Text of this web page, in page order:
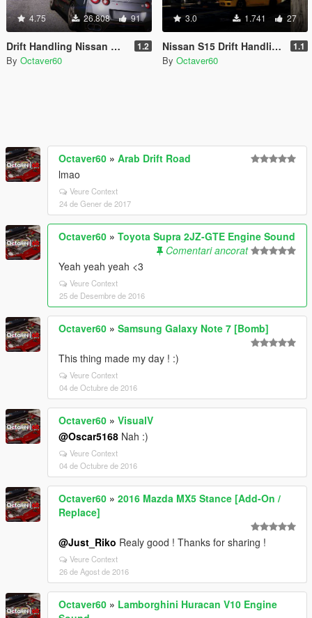
4.75 26.808 91
Drift Handling Nissan GTR Nismo (Elegy RH8) 1.2
By Octaver60
3.0 1.741 27
Nissan S15 Drift Handling 1.1
By Octaver60
Octaver60 » Arab Drift Road
lmao
Veure Context
24 de Gener de 2017
Octaver60 » Toyota Supra 2JZ-GTE Engine Sound
Comentari ancorat
Yeah yeah yeah <3
Veure Context
25 de Desembre de 2016
Octaver60 » Samsung Galaxy Note 7 [Bomb]
This thing made my day ! :)
Veure Context
04 de Octubre de 2016
Octaver60 » VisualV
@Oscar5168 Nah :)
Veure Context
04 de Octubre de 2016
Octaver60 » 2016 Mazda MX5 Stance [Add-On /
Replace]
@Just_Riko Realy good ! Thanks for sharing !
Veure Context
26 de Agost de 2016
Octaver60 » Lamborghini Huracan V10 Engine